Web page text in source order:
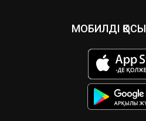
МОБИЛДІ